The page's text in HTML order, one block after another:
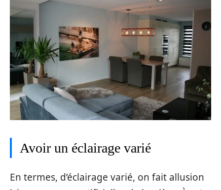
Avoir un éclairage varié
En termes, d’éclairage varié, on fait allusion